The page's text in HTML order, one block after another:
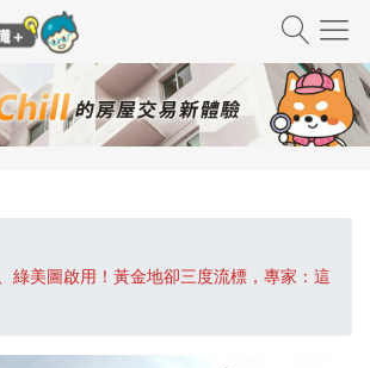
綠美圖啟用！黃金地卻三度流標，專家：這